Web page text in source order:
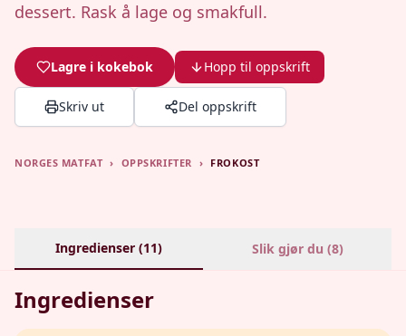
dessert. Rask å lage og smakfull.
Lagre i kokebok Hopp til oppskrift
Skriv ut Del oppskrift
NORGES MATFAT › OPPSKRIFTER › FROKOST
Ingredienser (11) Slik gjør du (8)
Ingredienser